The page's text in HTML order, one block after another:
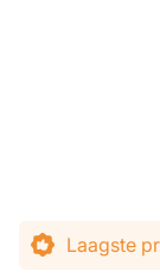
De prijs is
Laagste